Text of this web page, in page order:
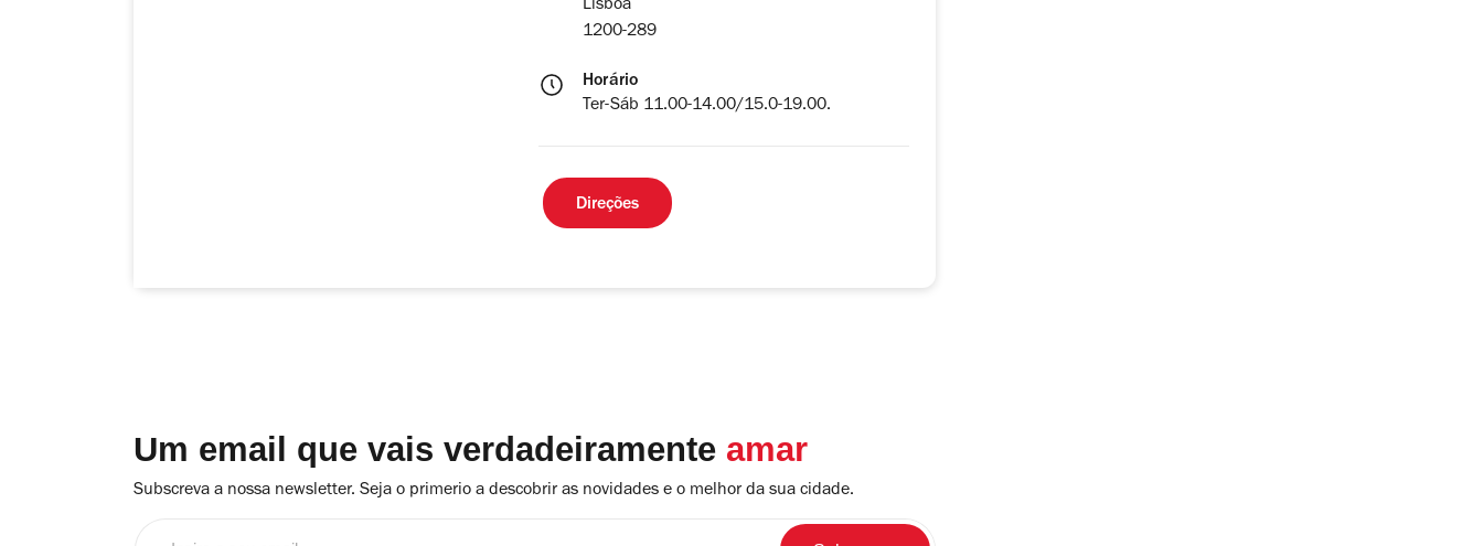
Lisboa
1200-289
Horário
Ter-Sáb 11.00-14.00/15.0-19.00.
Direções
Um email que vais verdadeiramente amar
Subscreva a nossa newsletter. Seja o primerio a descobrir as novidades e o melhor da sua cidade.